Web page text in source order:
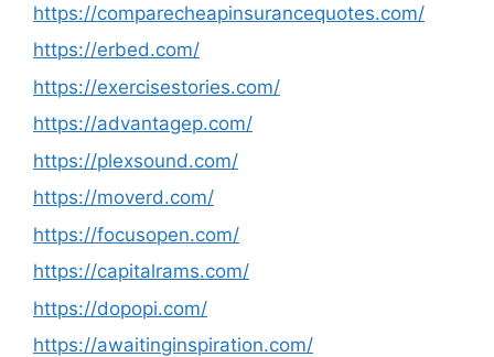
https://comparecheapinsurancequotes.com/
https://erbed.com/
https://exercisestories.com/
https://advantagep.com/
https://plexsound.com/
https://moverd.com/
https://focusopen.com/
https://capitalrams.com/
https://dopopi.com/
https://awaitinginspiration.com/